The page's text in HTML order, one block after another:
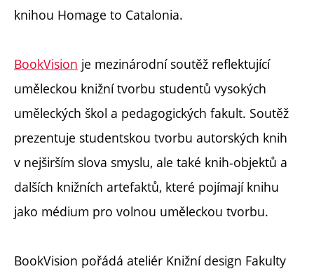
knihou Homage to Catalonia.
BookVision je mezinárodní soutěž reflektující
uměleckou knižní tvorbu studentů vysokých
uměleckých škol a pedagogických fakult. Soutěž
prezentuje studentskou tvorbu autorských knih
v nejširším slova smyslu, ale také knih-objektů a
dalších knižních artefaktů, které pojímají knihu
jako médium pro volnou uměleckou tvorbu.
BookVision pořádá ateliér Knižní design Fakulty